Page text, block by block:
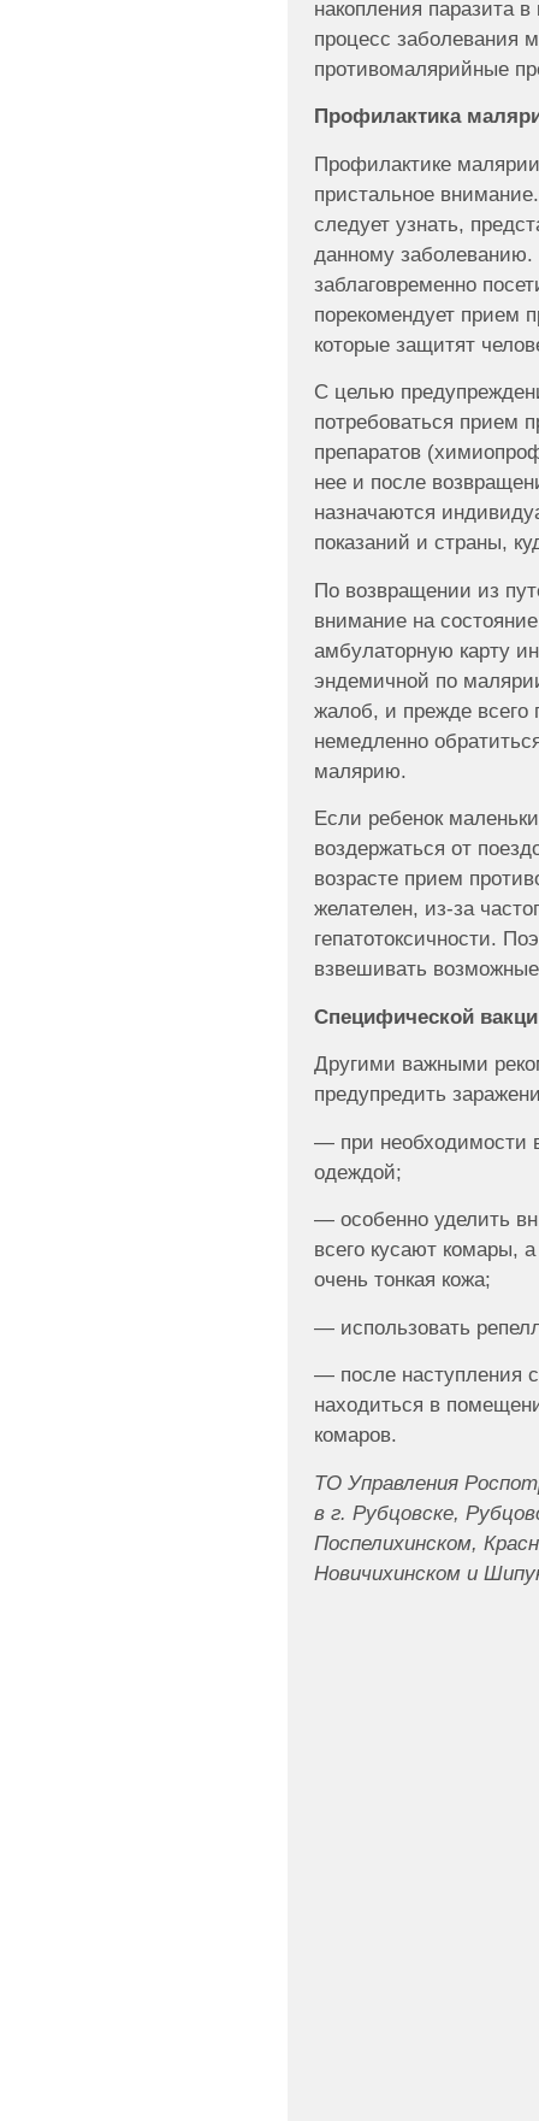
накопления паразита
процесс заболевания
противомалярийные
Профилактика
Профилактике
пристальное
следует узнать,
данному
заблаговременно
порекомендует прием
которые защитят
С целью
потребоваться прием
препаратов
нее и после
назначаются
показаний и страны,
По возвращении из
внимание на
амбулаторную карту
эндемичной по
жалоб, и прежде всего
немедленно
малярию.
Если ребенок
воздержаться от
возрасте прием
желателен, из-за
гепатотоксичности.
взвешивать
Специфической
Другими важными
предупредить
— при необходимости
одеждой;
— особенно уделить
всего кусают комары,
очень тонкая кожа;
— использовать
— после наступления
находиться в
комаров.
ТО Управления
в г. Рубцовске,
Поспелихинском,
Новичихинском и